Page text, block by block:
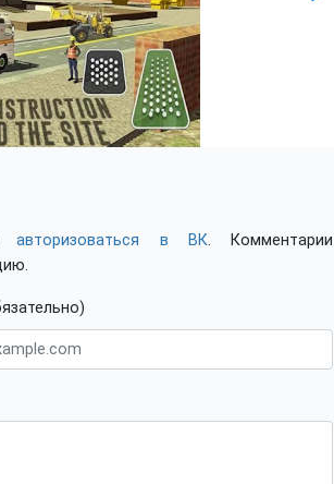
авторизоваться в ВК. Комментарии